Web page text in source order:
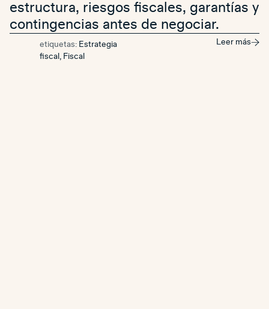
estructura, riesgos fiscales, garantías y
contingencias antes de negociar.
etiquetas: Estrategia
fiscal , Fiscal
Leer más